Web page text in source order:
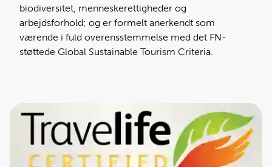
biodiversitet, menneskerettigheder og
arbejdsforhold; og er formelt anerkendt som
værende i fuld overensstemmelse med det FN-
støttede Global Sustainable Tourism Criteria.